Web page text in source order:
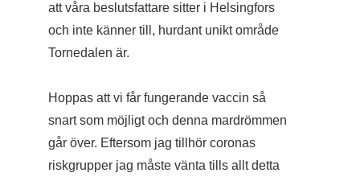
att våra beslutsfattare sitter i Helsingfors
och inte känner till, hurdant unikt område
Tornedalen är.
Hoppas att vi får fungerande vaccin så
snart som möjligt och denna mardrömmen
går över. Eftersom jag tillhör coronas
riskgrupper jag måste vänta tills allt detta